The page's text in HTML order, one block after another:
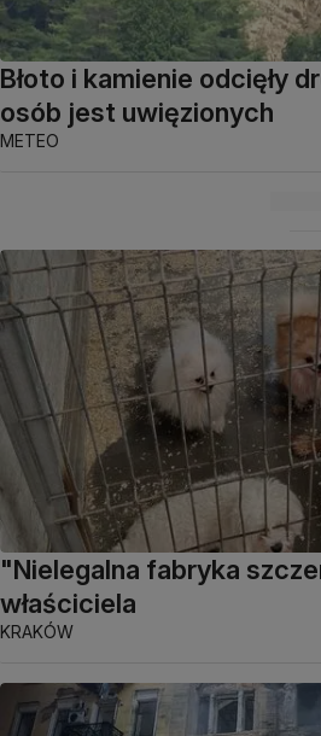
Błoto i kamienie odcięły
osób jest uwięzionych
METEO
"Nielegalna fabryka
właściciela
KRAKÓW